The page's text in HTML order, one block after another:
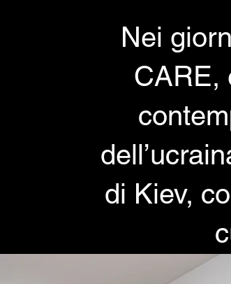
Nei
CARE,
di Kiev,